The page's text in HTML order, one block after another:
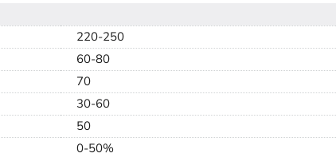
220-250
60-80
70
30-60
50
0-50%